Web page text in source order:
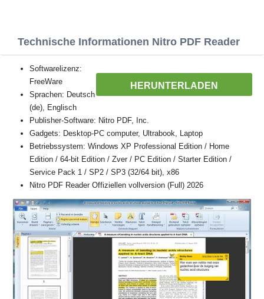
Technische Informationen Nitro PDF Reader
HERUNTERLADEN
Softwarelizenz:
FreeWare
Sprachen: Deutsch
(de), Englisch
Publisher-Software: Nitro PDF, Inc.
Gadgets: Desktop-PC computer, Ultrabook, Laptop
Betriebssystem: Windows XP Professional Edition / Home
Edition / 64-bit Edition / Zver / PC Edition / Starter Edition /
Service Pack 1 / SP2 / SP3 (32/64 bit), x86
Nitro PDF Reader Offiziellen vollversion (Full) 2026